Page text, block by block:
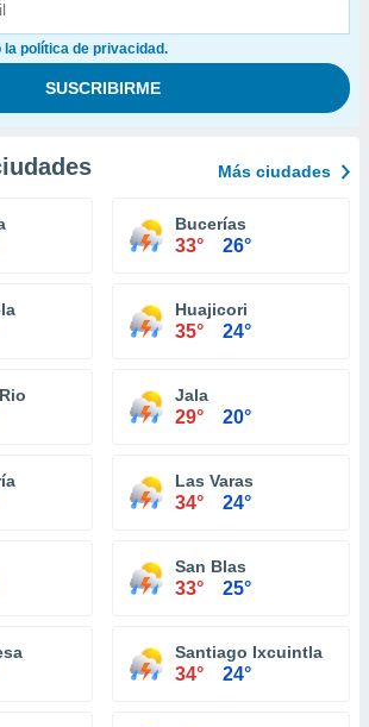
la política de privacidad.
Más ciudades
Bucerías
33° 26°
Huajicori
35° 24°
Jala
29° 20°
Las Varas
34° 24°
San Blas
33° 25°
Santiago Ixcuintla
34° 24°